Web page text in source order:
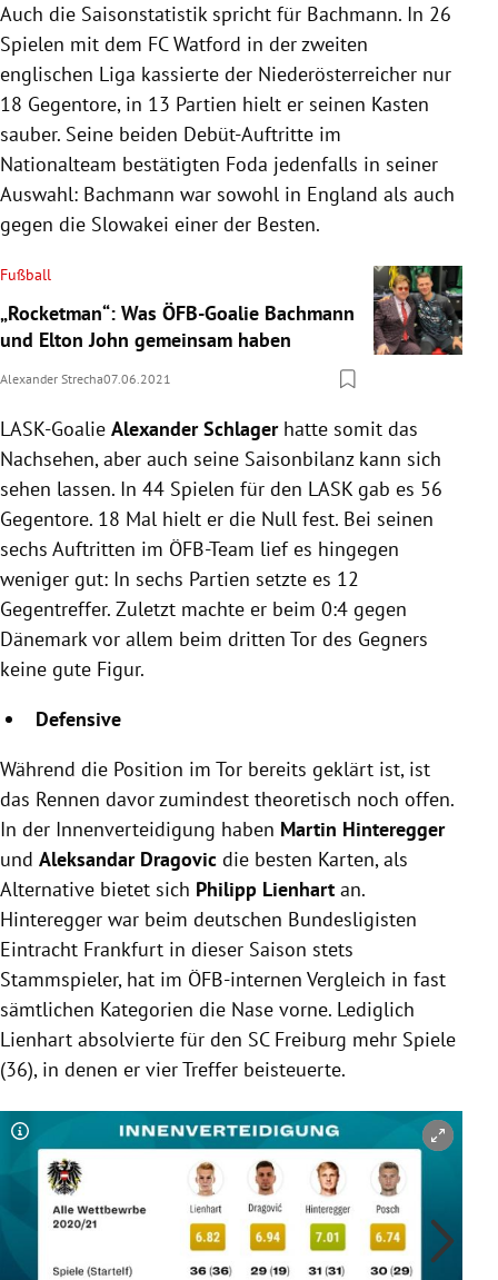
Auch die Saisonstatistik spricht für Bachmann. In 26
Spielen mit dem FC Watford in der zweiten
englischen Liga kassierte der Niederösterreicher nur
18 Gegentore, in 13 Partien hielt er seinen Kasten
sauber. Seine beiden Debüt-Auftritte im
Nationalteam bestätigten Foda jedenfalls in seiner
Auswahl: Bachmann war sowohl in England als auch
gegen die Slowakei einer der Besten.
Fußball
„Rocketman“: Was ÖFB-Goalie Bachmann
und Elton John gemeinsam haben
Alexander Strecha07.06.2021
LASK-Goalie Alexander Schlagerhatte somit das
Nachsehen, aber auch seine Saisonbilanz kann sich
sehen lassen. In 44 Spielen für den LASK gab es 56
Gegentore. 18 Mal hielt er die Null fest. Bei seinen
sechs Auftritten im ÖFB-Team lief es hingegen
weniger gut: In sechs Partien setzte es 12
Gegentreffer. Zuletzt machte er beim 0:4 gegen
Dänemark vor allem beim dritten Tor des Gegners
keine gute Figur.
Defensive
Während die Position im Tor bereits geklärt ist, ist
das Rennen davor zumindest theoretisch noch offen.
In der Innenverteidigung haben Martin Hinteregger
und Aleksandar Dragovic die besten Karten, als
Alternative bietet sich Philipp Lienhart an.
Hinteregger war beim deutschen Bundesligisten
Eintracht Frankfurt in dieser Saison stets
Stammspieler, hat im ÖFB-internen Vergleich in fast
sämtlichen Kategorien die Nase vorne. Lediglich
Lienhart absolvierte für den SC Freiburg mehr Spiele
(36), in denen er vier Treffer beisteuerte.
Copyright-Hinweis öffnen/schließen